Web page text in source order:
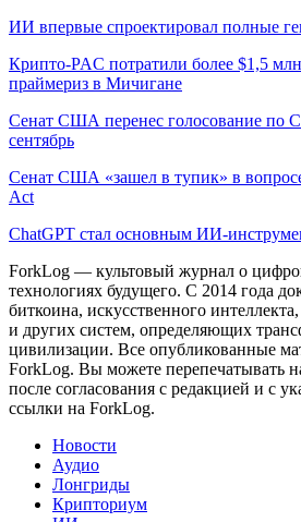
ИИ впервые спроектировал полные
Крипто-PAC потратили более $1,5
праймериз в Мичигане
Сенат США перенес голосование по
сентябрь
Сенат США «зашел в тупик» в
Act
ChatGPT стал основным ИИ-
ForkLog — культовый журнал о
технологиях будущего. С 2014 года
биткоина, искусственного
и других систем, определяющих
цивилизации. Все опубликованные
ForkLog. Вы можете перепечатывать
после согласования с редакцией и с
ссылки на ForkLog.
Новости
Аудио
Лонгриды
Крипториум